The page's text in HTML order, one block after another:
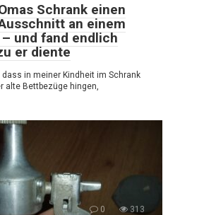
Schrank einen
an einem
und fand endlich
er diente
in meiner Kindheit im Schrank
alte Bettbezüge hingen,
0 313